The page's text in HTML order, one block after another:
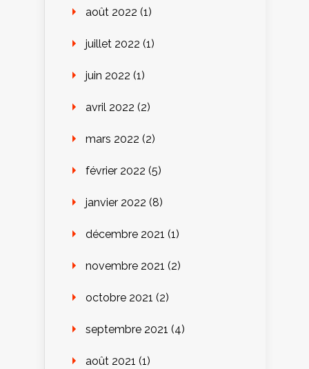
août 2022 (1)
juillet 2022 (1)
juin 2022 (1)
avril 2022 (2)
mars 2022 (2)
février 2022 (5)
janvier 2022 (8)
décembre 2021 (1)
novembre 2021 (2)
octobre 2021 (2)
septembre 2021 (4)
août 2021 (1)